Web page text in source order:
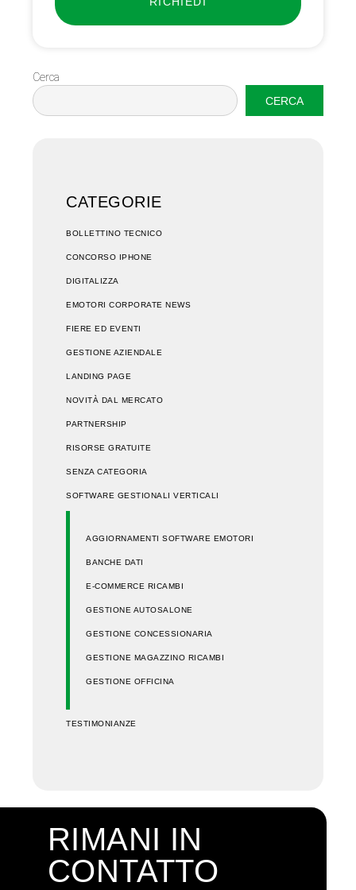
Cerca
CERCA
CATEGORIE
BOLLETTINO TECNICO
CONCORSO IPHONE
DIGITALIZZA
EMOTORI CORPORATE NEWS
FIERE ED EVENTI
GESTIONE AZIENDALE
LANDING PAGE
NOVITÀ DAL MERCATO
PARTNERSHIP
RISORSE GRATUITE
SENZA CATEGORIA
SOFTWARE GESTIONALI VERTICALI
AGGIORNAMENTI SOFTWARE EMOTORI
BANCHE DATI
E-COMMERCE RICAMBI
GESTIONE AUTOSALONE
GESTIONE CONCESSIONARIA
GESTIONE MAGAZZINO RICAMBI
GESTIONE OFFICINA
TESTIMONIANZE
RIMANI IN
CONTATTO